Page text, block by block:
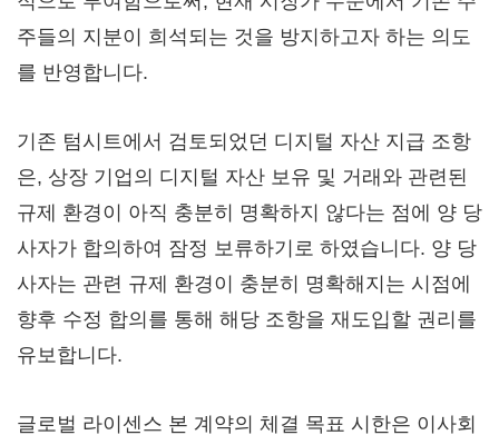
주들의 지분이 희석되는 것을 방지하고자 하는 의도
를 반영합니다.
기존 텀시트에서 검토되었던 디지털 자산 지급 조항
은, 상장 기업의 디지털 자산 보유 및 거래와 관련된
규제 환경이 아직 충분히 명확하지 않다는 점에 양 당
사자가 합의하여 잠정 보류하기로 하였습니다. 양 당
사자는 관련 규제 환경이 충분히 명확해지는 시점에
향후 수정 합의를 통해 해당 조항을 재도입할 권리를
유보합니다.
글로벌 라이센스 본 계약의 체결 목표 시한은 이사회